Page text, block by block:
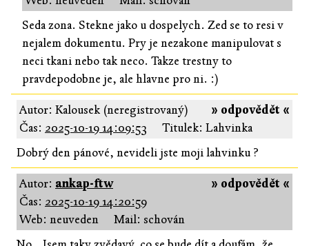
Seda zona. Stekne jako u dospelych. Zed se to resi v
nejalem dokumentu. Pry je nezakone manipulovat s
neci tkani nebo tak neco. Takze trestny to
pravdepodobne je, ale hlavne pro ni. :)
» odpovědět «
Autor: Kalousek (neregistrovaný)
Čas: 2025-10-19 14:09:53
Titulek: Lahvinka
Dobrý den pánové, nevideli jste moji lahvinku ?
» odpovědět «
Autor: ankap-ftw
Čas: 2025-10-19 14:20:59
Web: neuveden
Mail: schován